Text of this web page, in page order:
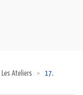
Les Ateliers
17.